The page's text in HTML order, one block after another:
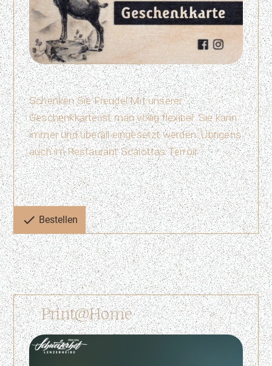
Schenken Sie Freude! Mit unserer
Geschenkkarte ist man völlig flexibel. Sie kann
immer und überall eingesetzt werden. Übrigens
auch im Restaurant Scalottas Terroir.
check Bestellen
Print@Home